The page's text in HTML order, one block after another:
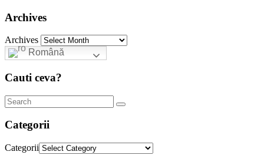
Archives
Archives
Română
Cauti ceva?
Categorii
Categorii